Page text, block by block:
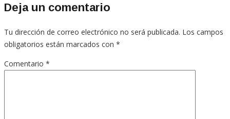
Deja un comentario
Tu dirección de correo electrónico no será publicada. Los campos
obligatorios están marcados con *
Comentario *